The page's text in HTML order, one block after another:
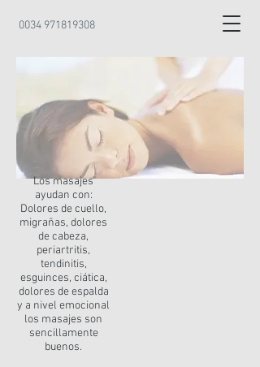
0034 971819308
Los masajes
ayudan con:
Dolores de cuello,
migrañas, dolores
de cabeza,
periartritis,
tendinitis,
esguinces, ciática,
dolores de espalda
y a nivel emocional
los masajes son
sencillamente
buenos.